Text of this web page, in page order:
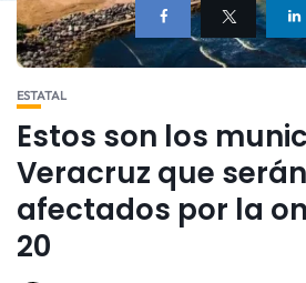
ESTATAL
Estos son los
Veracruz que
afectados por la
20